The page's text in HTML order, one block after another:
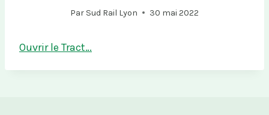
Par Sud Rail Lyon 30 mai 2022
Ouvrir le Tract…